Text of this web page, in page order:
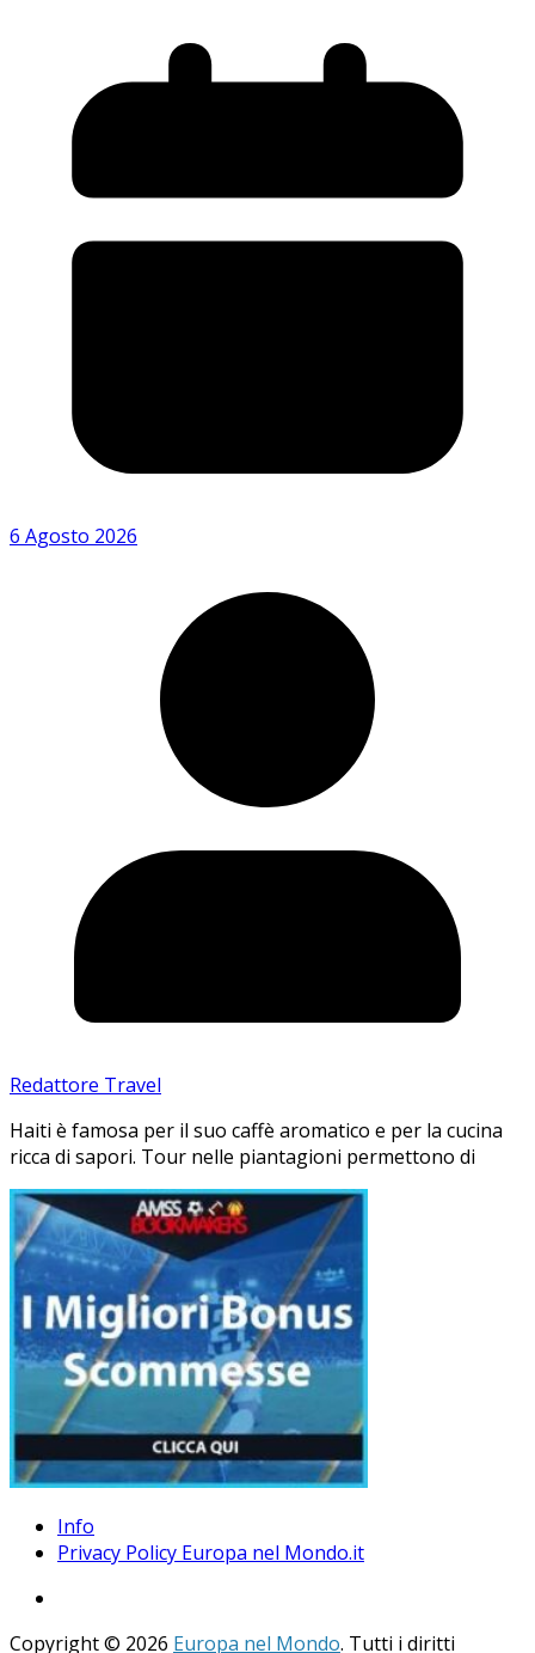
6 Agosto 2026
Redattore Travel
Haiti è famosa per il suo caffè aromatico e per la cucina
ricca di sapori. Tour nelle piantagioni permettono di
Info
Privacy Policy Europa nel Mondo.it
Copyright © 2026 Europa nel Mondo. Tutti i diritti